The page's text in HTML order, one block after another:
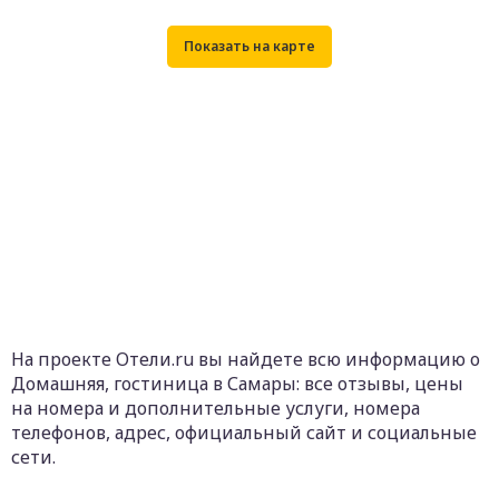
На проекте Отели.ru вы найдете всю информацию о
Домашняя, гостиница в Самары: все отзывы, цены
на номера и дополнительные услуги, номера
телефонов, адрес, официальный сайт и социальные
сети.